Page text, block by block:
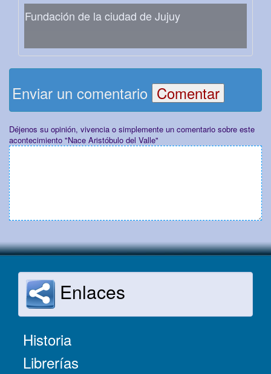
Fundación de la ciudad de Jujuy
Enviar un comentario
Déjenos su opinión, vivencia o simplemente un comentario sobre este
acontecimiento "Nace Aristóbulo del Valle"
Enlaces
Historia
Librerías